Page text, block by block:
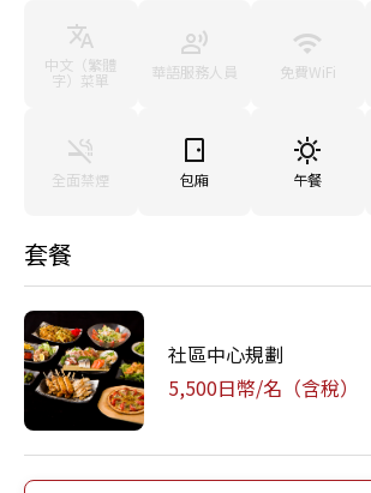
中文（繁體
字）菜單 華語服務人員 免費WiFi
全面禁煙 包廂 午餐
套餐
社區中心規劃
5,500日幣/名（含稅）